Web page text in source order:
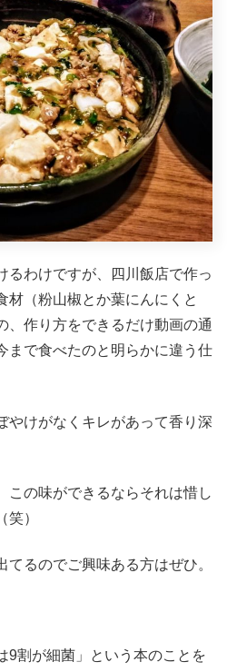
るわけですが、四川飯店で作っ
材（粉山椒とか葉にんにくと
、作り方をできるだけ動画の通
まで食べたのと明らかに違う仕
やけがなくキレがあって香り深
この味ができるならそれは惜し
）
るのでご興味ある方はぜひ。
9割が細菌」という本のことを